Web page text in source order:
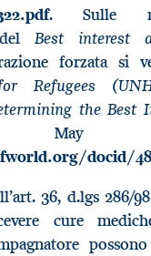
. Sulle
Best interest
forzata si
Refugees
the Best
docid/
36, d.lgs 286/
cure